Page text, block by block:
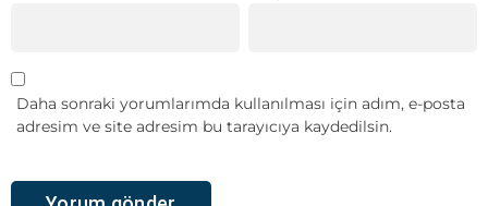
Daha sonraki yorumlarımda kullanılması için adım, e-posta
adresim ve site adresim bu tarayıcıya kaydedilsin.